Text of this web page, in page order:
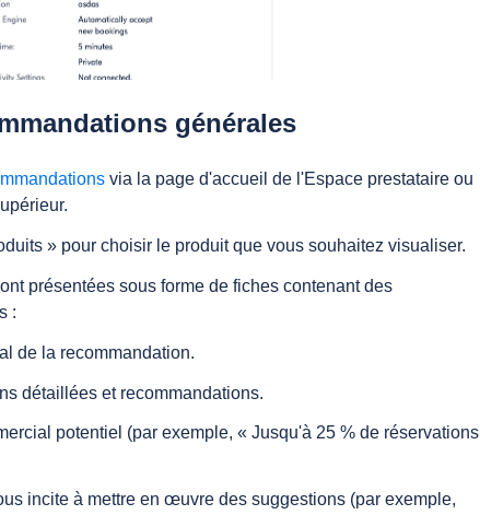
générales
via la page d'accueil de l'Espace prestataire ou
» pour choisir le produit que vous souhaitez visualiser.
présentées sous forme de fiches contenant des
:
de la recommandation.
détaillées et recommandations.
potentiel (par exemple, « Jusqu'à 25 % de réservations
incite à mettre en œuvre des suggestions (par exemple,